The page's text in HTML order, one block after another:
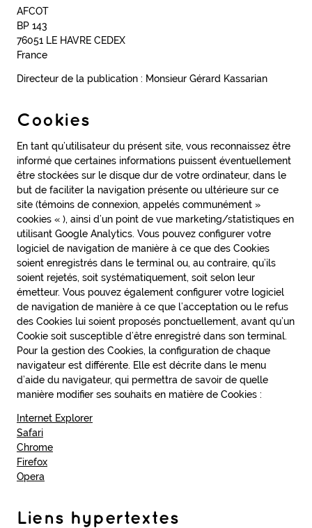
AFCOT
BP 143
76051 LE HAVRE CEDEX
France
Directeur de la publication : Monsieur Gérard Kassarian
Cookies
En tant qu’utilisateur du présent site, vous reconnaissez être
informé que certaines informations puissent éventuellement
être stockées sur le disque dur de votre ordinateur, dans le
but de faciliter la navigation présente ou ultérieure sur ce
site (témoins de connexion, appelés communément »
cookies « ), ainsi d’un point de vue marketing/statistiques en
utilisant Google Analytics. Vous pouvez configurer votre
logiciel de navigation de manière à ce que des Cookies
soient enregistrés dans le terminal ou, au contraire, qu’ils
soient rejetés, soit systématiquement, soit selon leur
émetteur. Vous pouvez également configurer votre logiciel
de navigation de manière à ce que l’acceptation ou le refus
des Cookies lui soient proposés ponctuellement, avant qu’un
Cookie soit susceptible d’être enregistré dans son terminal.
Pour la gestion des Cookies, la configuration de chaque
navigateur est différente. Elle est décrite dans le menu
d’aide du navigateur, qui permettra de savoir de quelle
manière modifier ses souhaits en matière de Cookies :
Internet Explorer
Safari
Chrome
Firefox
Opera
Liens hypertextes